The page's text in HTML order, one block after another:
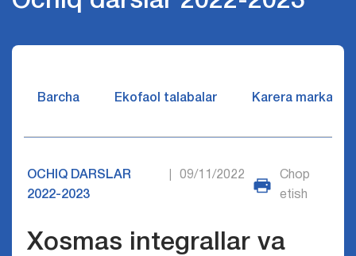
Barcha Ekofaol talabalar Karera markazi
OCHIQ DARSLAR
2022-2023
09/11/2022
Chop
etish
Xosmas integrallar va